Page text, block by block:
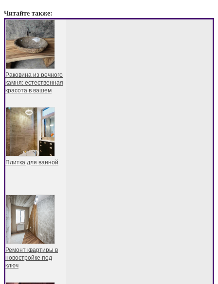
Читайте также:
Раковина из речного
камня: естественная
красота в вашем
Плитка для ванной
Ремонт квартиры в
новостройке под
ключ